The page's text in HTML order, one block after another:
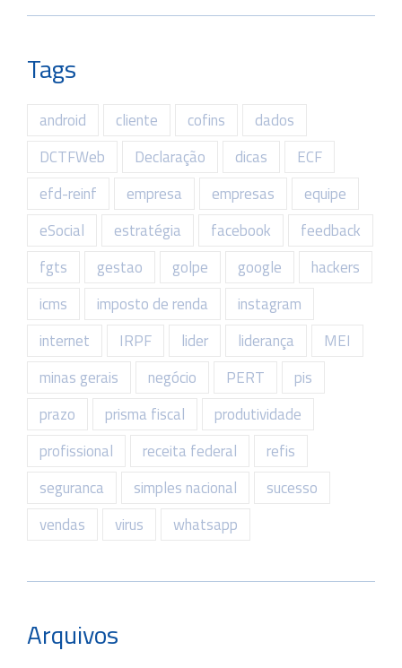
Tags
android cliente cofins
dados
DCTFWeb
Declaração dicas
ECF
efd-reinf
empresa empresas
equipe
eSocial
estratégia facebook
feedback
fgts
gestao golpe google
hackers
icms
imposto de renda
instagram
internet
IRPF lider liderança
MEI
minas gerais
negócio PERT
pis
prazo
prisma fiscal
produtividade
profissional
receita federal
refis
seguranca
simples nacional
sucesso
vendas
virus whatsapp
Arquivos